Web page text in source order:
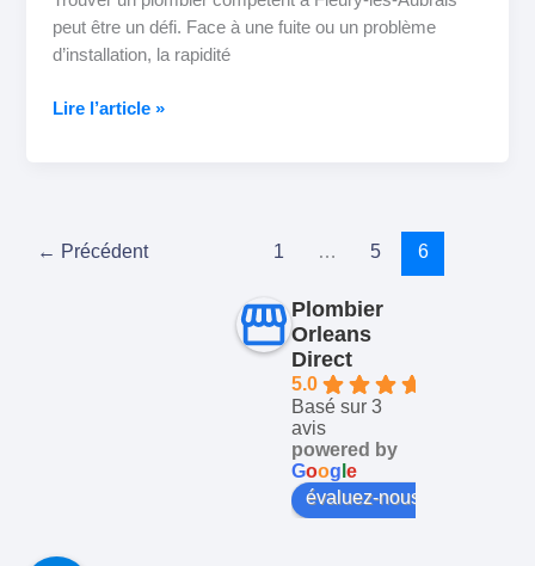
peut être un défi. Face à une fuite ou un problème
d’installation, la rapidité
Lire l’article »
← Précédent 1 … 5 6
Plombier
Orleans
Direct
5.0
Basé sur 3
avis
powered by
Goog e
évaluez-nous sur